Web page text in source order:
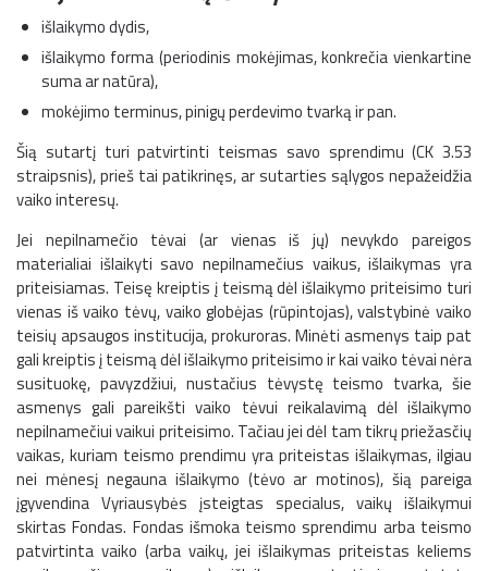
išlaikymo dydis,
išlaikymo forma (periodinis mokėjimas, konkrečia vienkartine
suma ar natūra),
mokėjimo terminus, pinigų perdevimo tvarką ir pan.
Šią sutartį turi patvirtinti teismas savo sprendimu (CK 3.53
straipsnis), prieš tai patikrinęs, ar sutarties sąlygos nepažeidžia
vaiko interesų.
Jei nepilnamečio tėvai (ar vienas iš jų) nevykdo pareigos
materialiai išlaikyti savo nepilnamečius vaikus, išlaikymas yra
priteisiamas. Teisę kreiptis į teismą dėl išlaikymo priteisimo turi
vienas iš vaiko tėvų, vaiko globėjas (rūpintojas), valstybinė vaiko
teisių apsaugos institucija, prokuroras. Minėti asmenys taip pat
gali kreiptis į teismą dėl išlaikymo priteisimo ir kai vaiko tėvai nėra
susituokę, pavyzdžiui, nustačius tėvystę teismo tvarka, šie
asmenys gali pareikšti vaiko tėvui reikalavimą dėl išlaikymo
nepilnamečiui vaikui priteisimo. Tačiau jei dėl tam tikrų priežasčių
vaikas, kuriam teismo prendimu yra priteistas išlaikymas, ilgiau
nei mėnesį negauna išlaikymo (tėvo ar motinos), šią pareiga
įgyvendina Vyriausybės įsteigtas specialus, vaikų išlaikymui
skirtas Fondas. Fondas išmoka teismo sprendimu arba teismo
patvirtinta vaiko (arba vaikų, jei išlaikymas priteistas keliems